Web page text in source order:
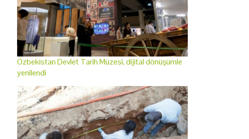
Özbekistan Devlet Tarih Müzesi, dijital dönüşümle
yenilendi